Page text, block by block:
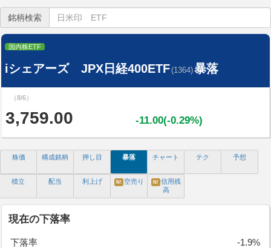
銘柄検索
国内株ETF
iシェアーズ JPX日経400ETF(1364)暴落
（8/6）
3,759.00 -11.00(-0.29%)
株価 構成銘柄 押し目 暴落 チャート テク 予想
積立 配当 利上げ N! 空売り N! 信用残
高
現在の下落率
下落率 -1.9%